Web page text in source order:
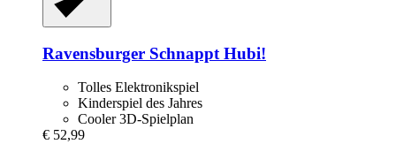
Ravensburger Schnappt Hubi!
Tolles Elektronikspiel
Kinderspiel des Jahres
Cooler 3D-Spielplan
€ 52,99